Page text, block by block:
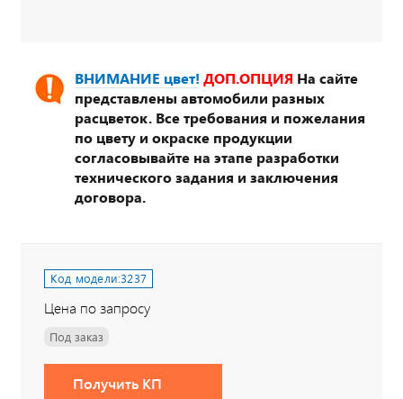
ВНИМАНИЕ цвет! ДОП.ОПЦИЯ На сайте
представлены автомобили разных
расцветок. Все требования и пожелания
по цвету и окраске продукции
согласовывайте на этапе разработки
технического задания и заключения
договора.
Код модели:3237
Цена по запросу
Под заказ
Получить КП